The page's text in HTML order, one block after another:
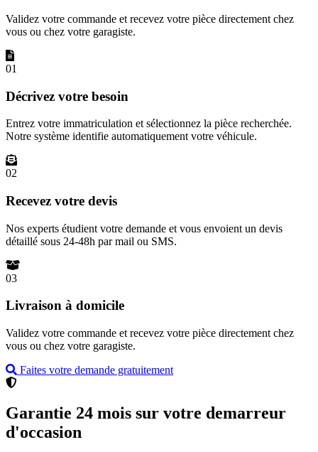
Validez votre commande et recevez votre pièce directement chez
vous ou chez votre garagiste.
01
Décrivez votre besoin
Entrez votre immatriculation et sélectionnez la pièce recherchée.
Notre système identifie automatiquement votre véhicule.
02
Recevez votre devis
Nos experts étudient votre demande et vous envoient un devis
détaillé sous 24-48h par mail ou SMS.
03
Livraison à domicile
Validez votre commande et recevez votre pièce directement chez
vous ou chez votre garagiste.
Faites votre demande gratuitement
Garantie 24 mois sur votre demarreur
d'occasion